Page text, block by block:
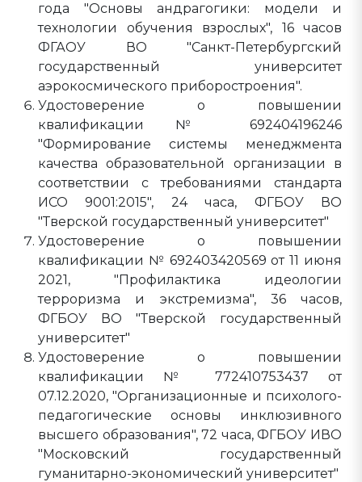
года "Основы андрагогики: модели и
технологии обучения взрослых", 16 часов
ФГАОУ ВО "Санкт-Петербургский
государственный университет
аэрокосмического приборостроения".
Удостоверение о повышении
квалификации № 692404196246
"Формирование системы менеджмента
качества образовательной организации в
соответствии с требованиями стандарта
ИСО 9001:2015", 24 часа, ФГБОУ ВО
"Тверской государственный университет"
Удостоверение о повышении
квалификации № 692403420569 от 11 июня
2021, "Профилактика идеологии
терроризма и экстремизма", 36 часов,
ФГБОУ ВО "Тверской государственный
университет"
Удостоверение о повышении
квалификации № 772410753437 от
07.12.2020, "Организационные и психолого-
педагогические основы инклюзивного
высшего образования", 72 часа, ФГБОУ ИВО
"Московский государственный
гуманитарно-экономический университет"